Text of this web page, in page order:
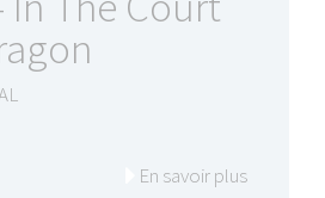
En savoir plus